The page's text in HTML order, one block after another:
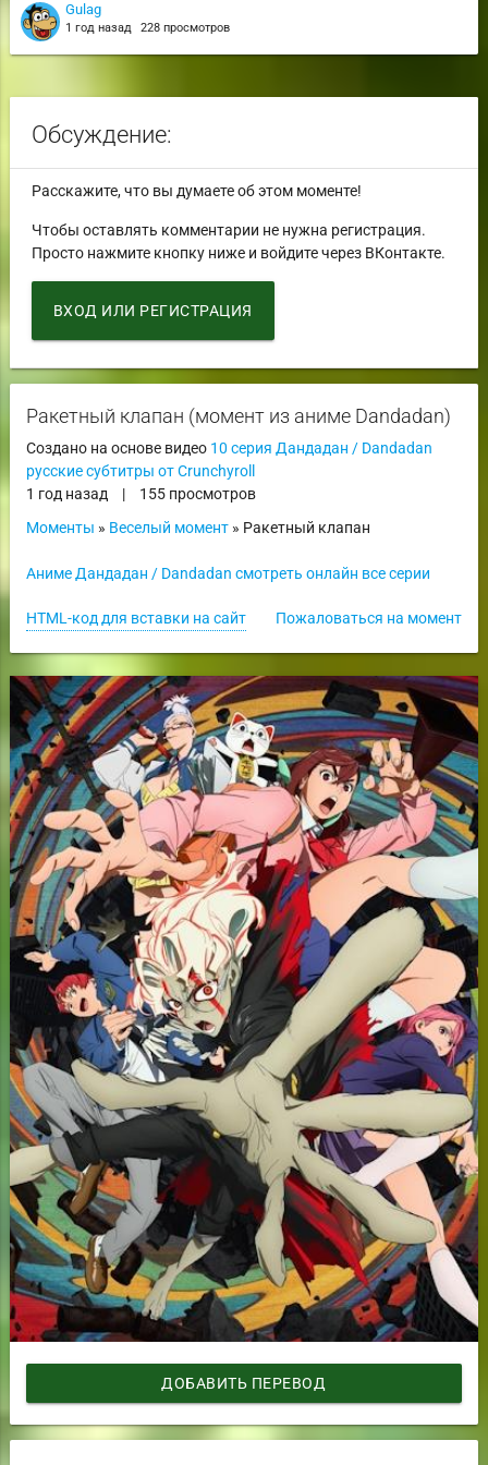
Gulag
1 год назад 228 просмотров
Обсуждение:
Расскажите, что вы думаете об этом моменте!
Чтобы оставлять комментарии не нужна регистрация.
Просто нажмите кнопку ниже и войдите через ВКонтакте.
ВХОД ИЛИ РЕГИСТРАЦИЯ
Ракетный клапан (момент из аниме Dandadan)
Создано на основе видео 10 серия Дандадан / Dandadan
русские субтитры от Crunchyroll
1 год назад
|
155 просмотров
Моменты » Веселый момент» Ракетный клапан
Аниме Дандадан / Dandadan смотреть онлайн все серии
Пожаловаться на момент
HTML-код для вставки на сайт
ДОБАВИТЬ ПЕРЕВОД